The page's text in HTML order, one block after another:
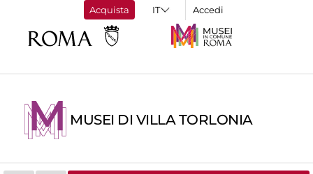
Acquista Accedi
MUSEI DI VILLA TORLONIA